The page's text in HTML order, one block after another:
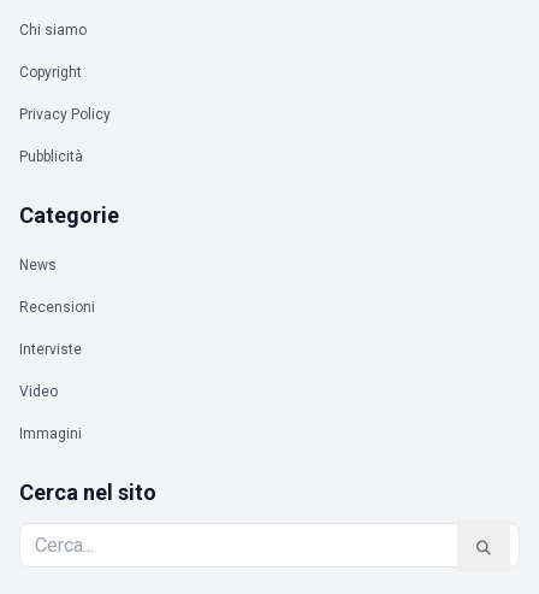
Chi siamo
Copyright
Privacy Policy
Pubblicità
Categorie
News
Recensioni
Interviste
Video
Immagini
Cerca nel sito